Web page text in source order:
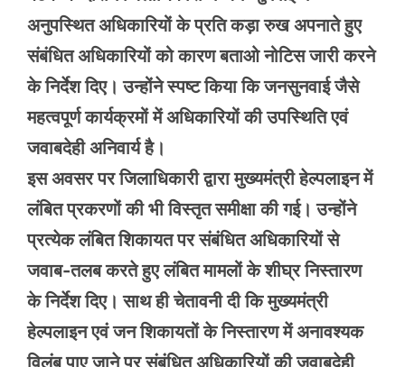
अनुपस्थित अधिकारियों के प्रति कड़ा रुख अपनाते हुए
संबंधित अधिकारियों को कारण बताओ नोटिस जारी करने
के निर्देश दिए। उन्होंने स्पष्ट किया कि जनसुनवाई जैसे
महत्वपूर्ण कार्यक्रमों में अधिकारियों की उपस्थिति एवं
जवाबदेही अनिवार्य है।
इस अवसर पर जिलाधिकारी द्वारा मुख्यमंत्री हेल्पलाइन में
लंबित प्रकरणों की भी विस्तृत समीक्षा की गई। उन्होंने
प्रत्येक लंबित शिकायत पर संबंधित अधिकारियों से
जवाब-तलब करते हुए लंबित मामलों के शीघ्र निस्तारण
के निर्देश दिए। साथ ही चेतावनी दी कि मुख्यमंत्री
हेल्पलाइन एवं जन शिकायतों के निस्तारण में अनावश्यक